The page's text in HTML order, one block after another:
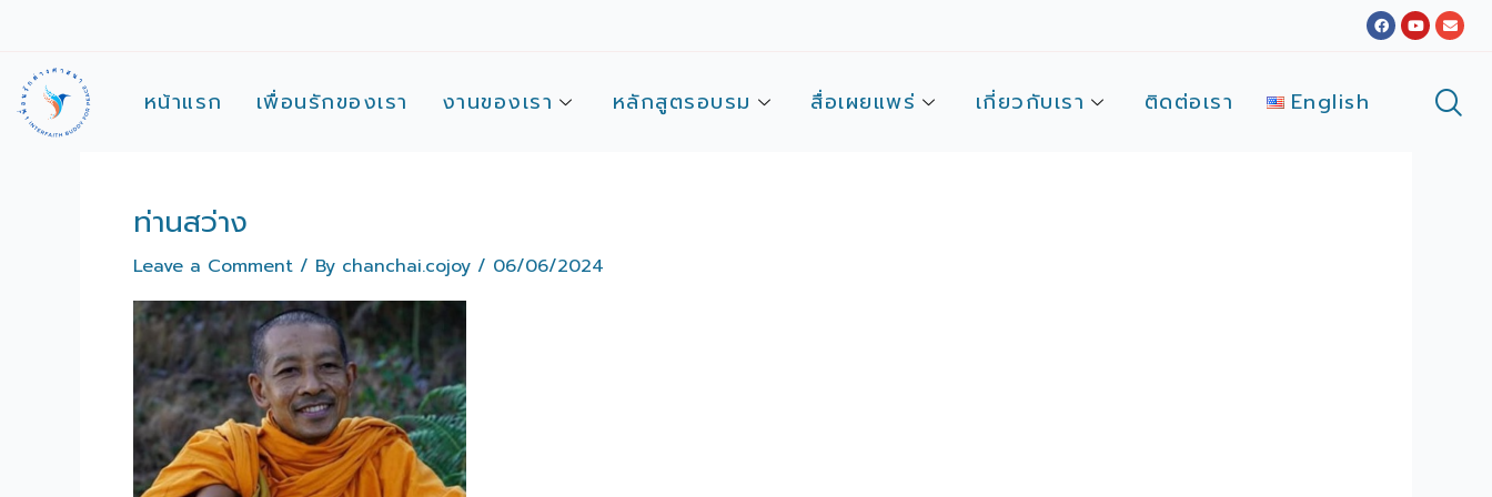
content
Facebook
Youtube
หน้าแรก เพื่อนรักของเรา งานของเรา หลักสูตรอบรม สื่อเผยแพร่ เกี่ยวกับเรา ติดต่อเรา English
ท่านสว่าง
Leave a Comment / By chanchai.cojoy / 06/06/2024